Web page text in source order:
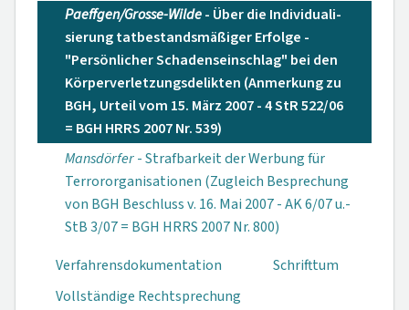
Paeffgen/Grosse-Wilde- Über die Individuali­
sierung tatbestands­mäßiger Erfolge -
"Persönlicher Scha­denseinschlag" bei den
Körperverletzungsde­likten (Anmerkung zu
BGH, Urteil vom 15. März 2007 - 4 StR 522/06
= BGH HRRS 2007 Nr. 539)
Mansdörfer- Strafbarkeit der Wer­bung für
Terroror­ganisationen (Zugleich Besprechung
von BGH Beschluss v. 16. Mai 2007 - AK 6/07 u.-
StB 3/07 = BGH HRRS 2007 Nr. 800)
Verfahrensdokumen­tation
Schrifttum
Vollständige Rechtsprechung